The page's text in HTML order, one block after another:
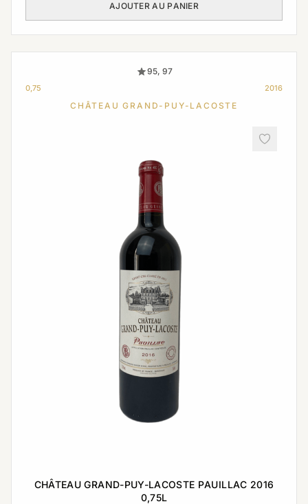
AJOUTER AU PANIER
95, 97
0,75 2016
CHÂTEAU GRAND-PUY-LACOSTE
CHÂTEAU GRAND-PUY-LACOSTE PAUILLAC 2016
0,75L